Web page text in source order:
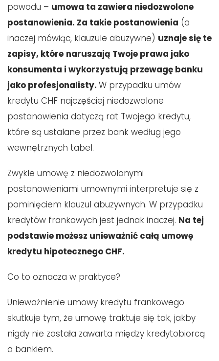
powodu – umowa ta zawiera niedozwolone
postanowienia. Za takie postanowienia (a
inaczej mówiąc, klauzule abuzywne) uznaje się te
zapisy, które naruszają Twoje prawa jako
konsumenta i wykorzystują przewagę banku
jako profesjonalisty. W przypadku umów
kredytu CHF najczęściej niedozwolone
postanowienia dotyczą rat Twojego kredytu,
które są ustalane przez bank według jego
wewnętrznych tabel.
Zwykle umowę z niedozwolonymi
postanowieniami umownymi interpretuje się z
pominięciem klauzul abuzywnych. W przypadku
kredytów frankowych jest jednak inaczej. Na tej
podstawie możesz unieważnić całą umowę
kredytu hipotecznego CHF.
Co to oznacza w praktyce?
Unieważnienie umowy kredytu frankowego
skutkuje tym, że umowę traktuje się tak, jakby
nigdy nie została zawarta między kredytobiorcą
a bankiem.